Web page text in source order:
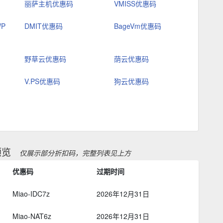
丽萨主机优惠码 VMISS优惠码
DMIT优惠码 BageVm优惠码
野草云优惠码 荫云优惠码
V.PS优惠码 狗云优惠码
仅展示部分折扣码，完整列表见上方
优惠码 过期时间
Miao-IDC7z 2026年12月31日
Miao-NAT6z 2026年12月31日